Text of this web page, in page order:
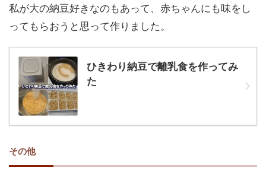
私が大の納豆好きなのもあって、赤ちゃんにも味をし
ってもらおうと思って作りました。
ひきわり納豆で離乳食を作ってみ
た
その他